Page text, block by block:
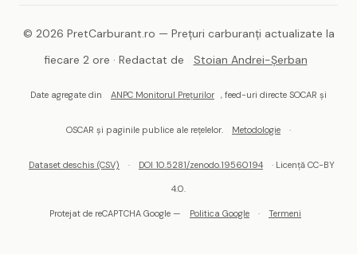
© 2026 PretCarburant.ro — Prețuri carburanți actualizate la
fiecare 2 ore · Redactat de
Stoian Andrei-Șerban
Date agregate din ANPC Monitorul Prețurilor , feed-uri directe SOCAR și
OSCAR și paginile publice ale rețelelor. Metodologie ·
Dataset deschis (CSV) · DOI 10.5281/zenodo.19560194 · Licență CC-BY
4.0.
Protejat de reCAPTCHA Google — Politica Google · Termeni